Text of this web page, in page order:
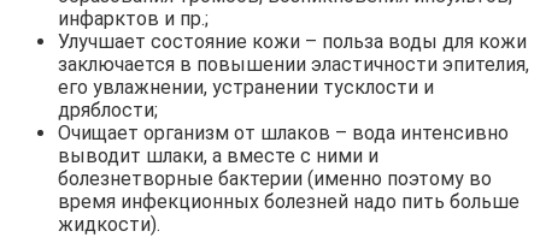
инфарктов и пр.;
Улучшает состояние кожи – польза воды для кожи
заключается в повышении эластичности эпителия,
его увлажнении, устранении тусклости и
дряблости;
Очищает организм от шлаков – вода интенсивно
выводит шлаки, а вместе с ними и
болезнетворные бактерии (именно поэтому во
время инфекционных болезней надо пить больше
жидкости).